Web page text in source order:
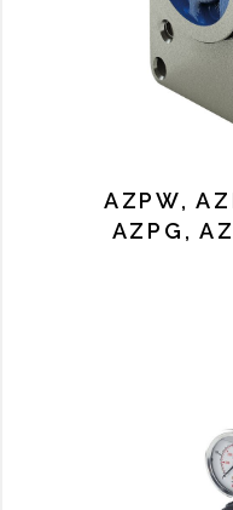
AZPW,
AZPG,